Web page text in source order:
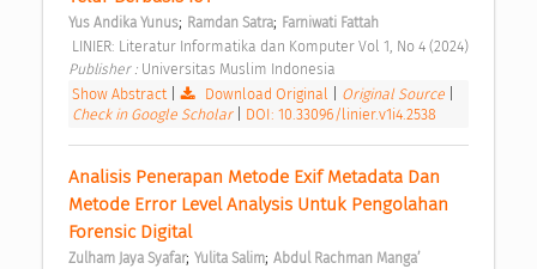
Yus Andika Yunus; Ramdan Satra; Farniwati Fattah
Publisher : Universitas Muslim Indonesia
Show Abstract
Download Original Original Source
Check in Google Scholar
DOI: 10.33096/linier.v1i4.2538
Analisis Penerapan Metode Exif Metadata Dan
Metode Error Level Analysis Untuk Pengolahan
Forensic Digital
Zulham Jaya Syafar; Yulita Salim; Abdul Rachman Manga’